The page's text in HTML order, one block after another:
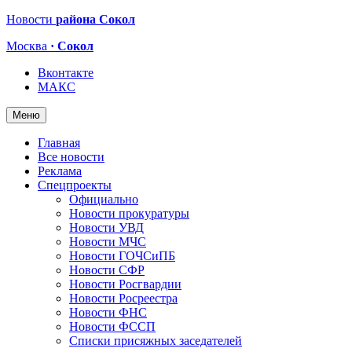
Новости района Сокол
Москва · Сокол
Вконтакте
МАКС
Меню
Главная
Все новости
Реклама
Спецпроекты
Официально
Новости прокуратуры
Новости УВД
Новости МЧС
Новости ГОЧСиПБ
Новости СФР
Новости Росгвардии
Новости Росреестра
Новости ФНС
Новости ФССП
Списки присяжных заседателей